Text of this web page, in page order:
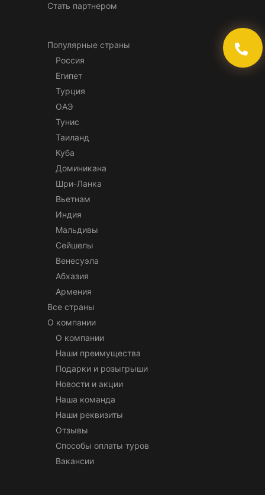
Стать партнером
Популярные страны
Россия
Египет
Турция
ОАЭ
Тунис
Таиланд
Куба
Доминикана
Шри-Ланка
Вьетнам
Индия
Мальдивы
Сейшелы
Венесуэла
Абхазия
Армения
Все страны
О компании
О компании
Наши преимущества
Подарки и розыгрыши
Новости и акции
Наша команда
Наши реквизиты
Отзывы
Способы оплаты туров
Вакансии